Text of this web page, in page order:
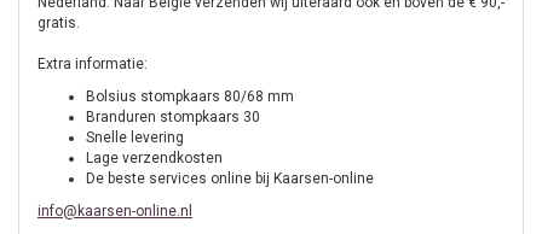
gratis.
Extra informatie:
Bolsius stompkaars 80/68 mm
Branduren stompkaars 30
Snelle levering
Lage verzendkosten
De beste services online bij Kaarsen-online
info@kaarsen-online.nl